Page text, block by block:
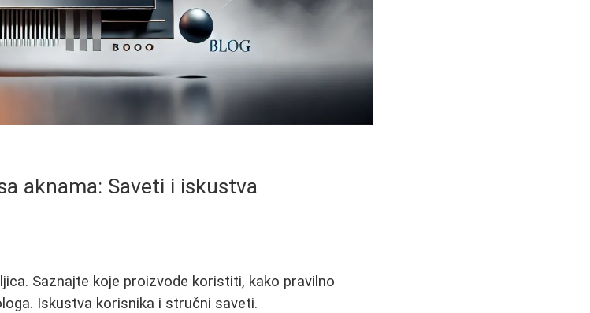
aknama: Saveti i iskustva
Saznajte koje proizvode koristiti, kako pravilno
Iskustva korisnika i stručni saveti.